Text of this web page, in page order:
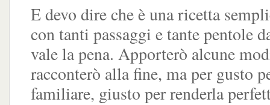
E devo dire che è una ricetta
con tanti passaggi e tante pentole
vale la pena. Apporterò alcune
racconterò alla fine, ma per gusto
familiare, giusto per renderla